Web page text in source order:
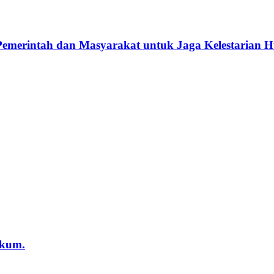
dan Masyarakat untuk Jaga Kelestarian